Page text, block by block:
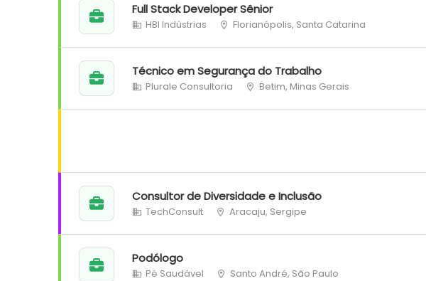
Full Stack Developer Sênior
HBI Indústrias Florianópolis, Santa Catarina
Técnico em Segurança do Trabalho
Plurale Consultoria Betim, Minas Gerais
Consultor de Diversidade e Inclusão
TechConsult Aracaju, Sergipe
Podólogo
Pé Saudável Santo André, São Paulo